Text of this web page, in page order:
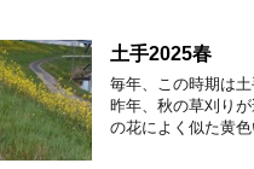
土手2025春
毎年、この時期は
昨年、秋の草刈り
の花によく似た黄